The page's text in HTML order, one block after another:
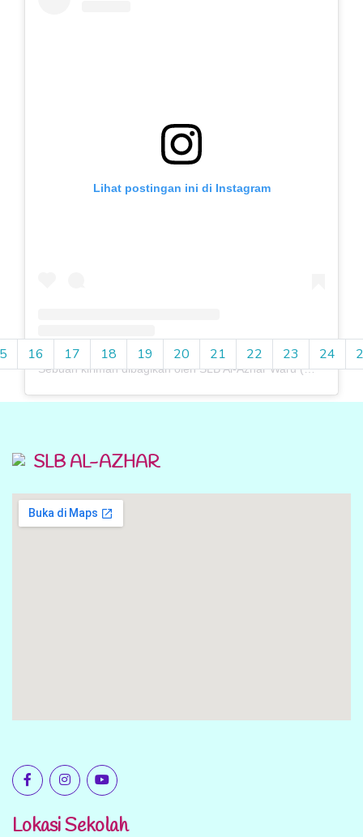
Lihat postingan ini di Instagram
Sebuah kiriman dibagikan oleh SLB Al-Azhar Waru (@slbalazharwaru)
16 17 18 19 20 21 22 23 24
SLB AL-AZHAR
Lokasi Sekolah